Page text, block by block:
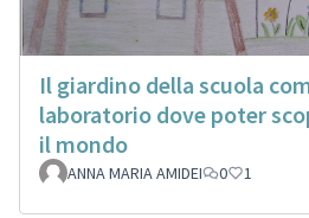
Il giardino della scuola
laboratorio dove poter
il mondo
ANNA MARIA AMIDEI 0 1